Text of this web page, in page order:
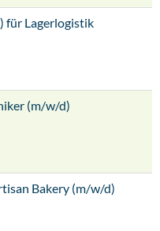
für Lagerlogistik
(m/w/d)
Bakery (m/w/d)